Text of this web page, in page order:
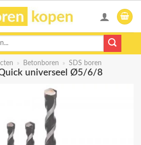
» Betonboren » SDS boren
Quick universeel Ø5/6/8